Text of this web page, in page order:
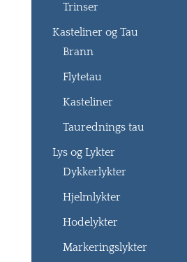
Trinser
Kasteliner og Tau
Brann
Flytetau
Kasteliner
Taurednings tau
Lys og Lykter
Dykkerlykter
Hjelmlykter
Hodelykter
Markeringslykter